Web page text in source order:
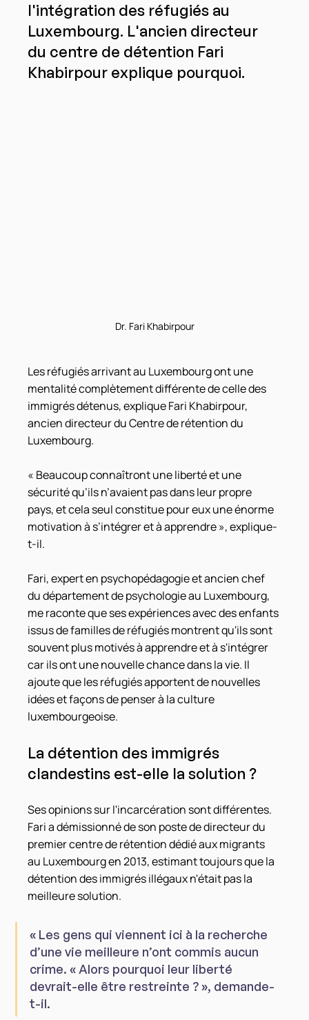
l'intégration des réfugiés au
Luxembourg. L'ancien directeur
du centre de détention Fari
Khabirpour explique pourquoi.
Dr. Fari Khabirpour
Les réfugiés arrivant au Luxembourg ont une
mentalité complètement différente de celle des
immigrés détenus, explique Fari Khabirpour,
ancien directeur du Centre de rétention du
Luxembourg.
« Beaucoup connaîtront une liberté et une
sécurité qu’ils n’avaient pas dans leur propre
pays, et cela seul constitue pour eux une énorme
motivation à s’intégrer et à apprendre », explique-
t-il.
Fari, expert en psychopédagogie et ancien chef
du département de psychologie au Luxembourg,
me raconte que ses expériences avec des enfants
issus de familles de réfugiés montrent qu'ils sont
souvent plus motivés à apprendre et à s'intégrer
car ils ont une nouvelle chance dans la vie. Il
ajoute que les réfugiés apportent de nouvelles
idées et façons de penser à la culture
luxembourgeoise.
La détention des immigrés
clandestins est-elle la solution ?
Ses opinions sur l'incarcération sont différentes.
Fari a démissionné de son poste de directeur du
premier centre de rétention dédié aux migrants
au Luxembourg en 2013, estimant toujours que la
détention des immigrés illégaux n'était pas la
meilleure solution.
« Les gens qui viennent ici à la recherche
d’une vie meilleure n’ont commis aucun
crime. « Alors pourquoi leur liberté
devrait-elle être restreinte ? », demande-
t-il.